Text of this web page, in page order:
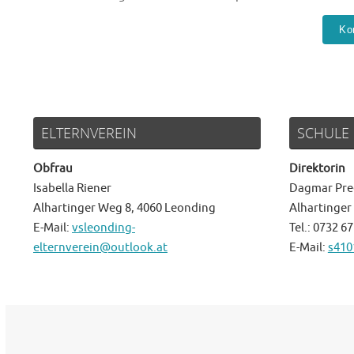
ELTERNVEREIN
Obfrau
Isabella Riener
Alhartinger Weg 8, 4060 Leonding
E-Mail: vsleonding-
elternverein@outlook.at
SCHULE
Direktorin
Dagmar
Alhartinger
Tel.: 0732
E-Mail: